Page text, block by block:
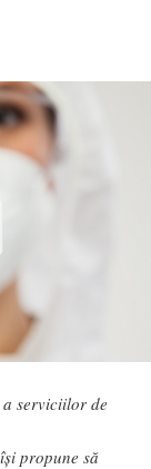
serviciilor de
propune să